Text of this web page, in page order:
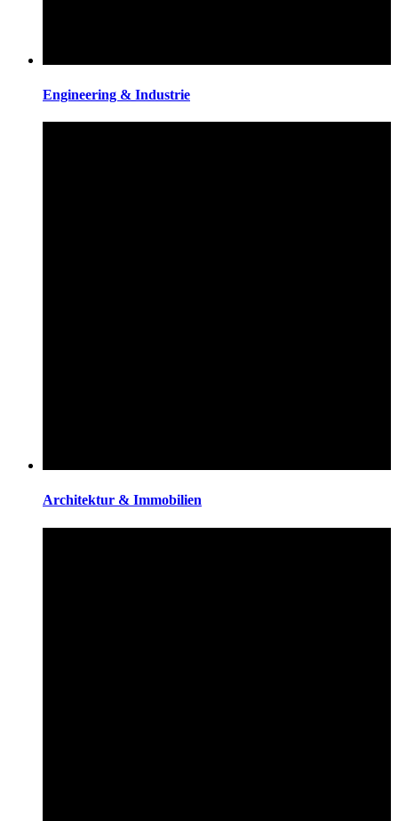
Engineering & Industrie
Architektur & Immobilien